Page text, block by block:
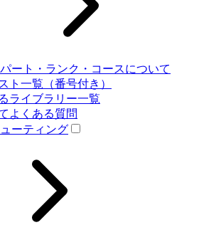
ート・ランク・コースについて
ト一覧（番号付き）
ライブラリー一覧
よくある質問
ーティング